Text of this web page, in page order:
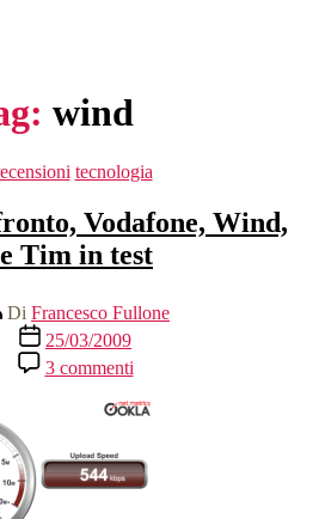
wind
Categorie
tecnologia
Vodafone, Wind,
Tim in test
Di Francesco Fullone
Data
dell'articolo
25/03/2009
3 commentisu
Mobilità
a
Wind,
Tre